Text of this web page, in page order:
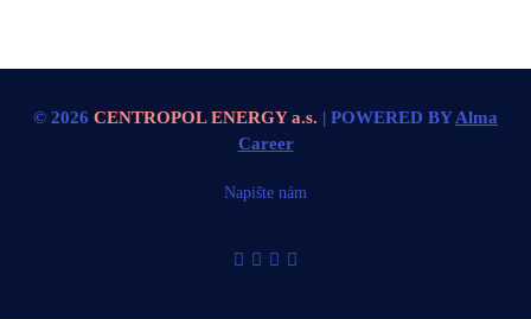
© 2026 CENTROPOL ENERGY a.s. | POWERED BYAlma
Career
Napište nám